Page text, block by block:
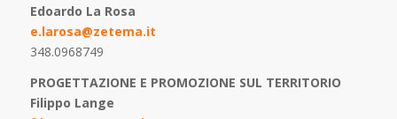
Edoardo La Rosa
e.larosa@zetema.it
348.0968749
PROGETTAZIONE E PROMOZIONE SUL TERRITORIO
Filippo Lange